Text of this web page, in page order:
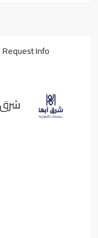
Request Info
شرق